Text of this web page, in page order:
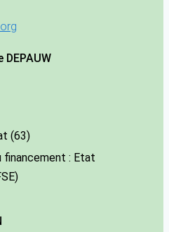
DEPAUW
(63)
: Etat